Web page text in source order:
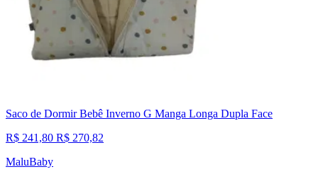
Saco de Dormir Bebê Inverno G Manga Longa Dupla Face
R$ 241,80 R$ 270,82
MaluBaby